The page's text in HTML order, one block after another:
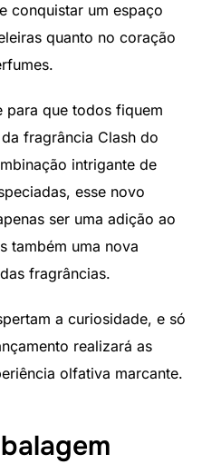
conquistar um espaço
quanto no coração
para que todos fiquem
fragrância Clash do
intrigante de
esse novo
ser uma adição ao
também uma nova
fragrâncias.
a curiosidade, e só
realizará as
olfativa marcante.